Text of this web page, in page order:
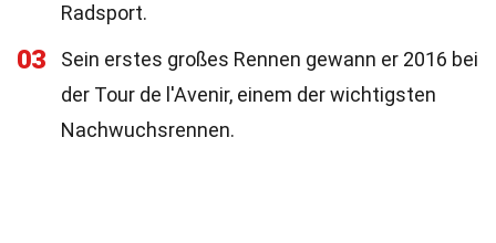
Radsport.
03
Sein erstes großes Rennen gewann er 2016 bei
der Tour de l'Avenir, einem der wichtigsten
Nachwuchsrennen.